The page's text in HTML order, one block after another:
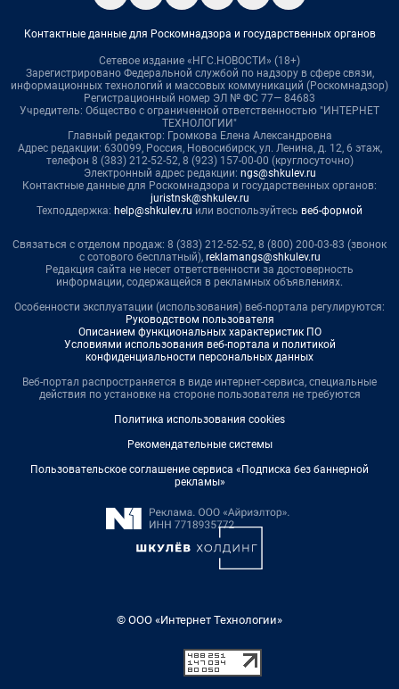
Контактные данные для Роскомнадзора и государственных органов
Сетевое издание «НГС.НОВОСТИ» (18+)
Зарегистрировано Федеральной службой по надзору в сфере связи,
информационных технологий и массовых коммуникаций (Роскомнадзор)
Регистрационный номер ЭЛ № ФС 77— 84683
Учредитель: Общество с ограниченной ответственностью "ИНТЕРНЕТ
ТЕХНОЛОГИИ"
Главный редактор: Громкова Елена Александровна
Адрес редакции: 630099, Россия, Новосибирск, ул. Ленина, д. 12, 6 этаж,
телефон 8 (383) 212-52-52, 8 (923) 157-00-00 (круглосуточно)
Электронный адрес редакции: ngs@shkulev.ru
Контактные данные для Роскомнадзора и государственных органов:
juristnsk@shkulev.ru
Техподдержка: help@shkulev.ru или воспользуйтесь веб-формой
Связаться с отделом продаж: 8 (383) 212-52-52, 8 (800) 200-03-83 (звонок
с сотового бесплатный), reklamangs@shkulev.ru
Редакция сайта не несет ответственности за достоверность
информации, содержащейся в рекламных объявлениях.
Особенности эксплуатации (использования) веб-портала регулируются:
Руководством пользователя
Описанием функциональных характеристик ПО
Условиями использования веб-портала и политикой
конфиденциальности персональных данных
Веб-портал распространяется в виде интернет-сервиса, специальные
действия по установке на стороне пользователя не требуются
Политика использования cookies
Рекомендательные системы
Пользовательское соглашение сервиса «Подписка без баннерной
рекламы»
© ООО «Интернет Технологии»